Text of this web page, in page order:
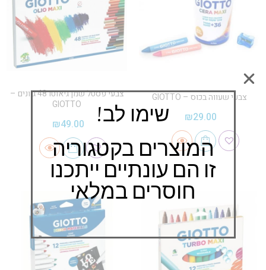
צבעי שעווה בכוס – GIOTTO
₪29.00
צבעי פסטל שמן גיאוטו 48 גוונים –
GIOTTO
₪49.00
שימו לב!
המוצרים בקטגוריה
זו הם עונתיים ייתכנו
חוסרים במלאי